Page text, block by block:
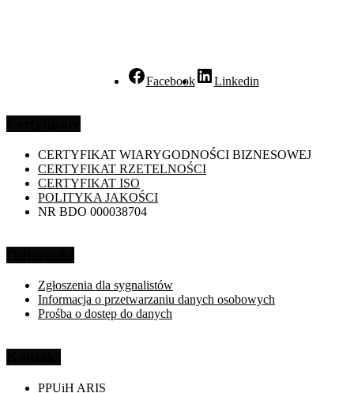
Facebook Linkedin
CERTYFIKAT WIARYGODNOŚCI BIZNESOWEJ
CERTYFIKAT RZETELNOŚCI
CERTYFIKAT ISO
POLITYKA JAKOŚCI
NR BDO 000038704
Zgłoszenia dla sygnalistów
Informacja o przetwarzaniu danych osobowych
Prośba o dostęp do danych
PPUiH ARIS